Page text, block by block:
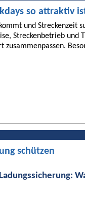
so attraktiv
und Streckenzeit
Streckenbetrieb und
zusammenpassen.
schützen